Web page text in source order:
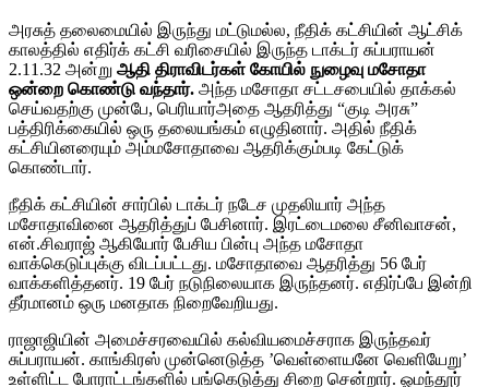
அரசுத் தலைமையில் இருந்து மட்டுமல்ல, நீதிக் கட்சியின் ஆட்சிக்
காலத்தில் எதிர்க் கட்சி வரிசையில் இருந்த டாக்டர் சுப்பராயன்
2.11.32 அன்று ஆதி திராவிடர்கள் கோயில் நுழைவு மசோதா
ஒன்றை கொண்டு வந்தார். அந்த மசோதா சட்டசபையில் தாக்கல்
செய்வதற்கு முன்பே, பெரியார்அதை ஆதரித்து “குடி அரசு”
பத்திரிக்கையில் ஒரு தலையங்கம் எழுதினார். அதில் நீதிக்
கட்சியினரையும் அம்மசோதாவை ஆதரிக்கும்படி கேட்டுக்
கொண்டார்.
நீதிக் கட்சியின் சார்பில் டாக்டர் நடேச முதலியார் அந்த
மசோதாவினை ஆதரித்துப் பேசினார். இரட்டைமலை சீனிவாசன்,
என்.சிவராஜ் ஆகியோர் பேசிய பின்பு அந்த மசோதா
வாக்கெடுப்புக்கு விடப்பட்டது. மசோதாவை ஆதரித்து 56 பேர்
வாக்களித்தனர். 19 பேர் நடுநிலையாக இருந்தனர். எதிர்ப்பே இன்றி
தீர்மானம் ஒரு மனதாக நிறைவேறியது.
ராஜாஜியின் அமைச்சரவையில் கல்வியமைச்சராக இருந்தவர்
சுப்பராயன். காங்கிரஸ் முன்னெடுத்த ’வெள்ளையனே வெளியேறு’
உள்ளிட்ட போராட்டங்களில் பங்கெடுத்து சிறை சென்றார். ஓமந்தூர்